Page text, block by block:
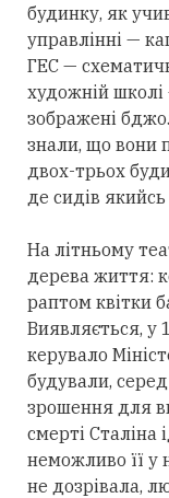
будинку, як
управлінні —
ГЕС —
художній школі
зображені
знали, що вони
двох-трьох
де сидів
На літньому
дерева життя:
раптом квітки
Виявляється, у
керувало
будували,
зрошення для
смерті Сталіна
неможливо її у
не дозрівала,